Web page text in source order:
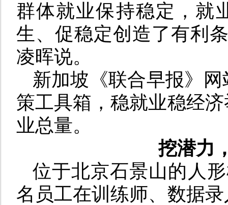
群体就业保持稳定，就
生、促稳定创造了有利
凌晖说。
新加坡《联合早报》
策工具箱，稳就业稳经
业总量。
挖潜力
位于北京石景山的人
名员工在训练师、数据